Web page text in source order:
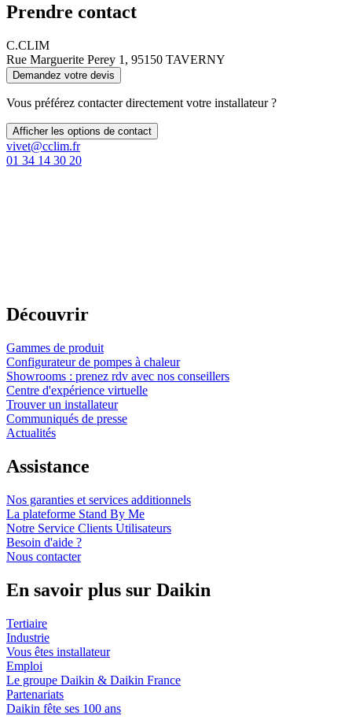
Prendre contact
C.CLIM
Rue Marguerite Perey 1, 95150 TAVERNY
Demandez votre devis
Vous préférez contacter directement votre installateur ?
Afficher les options de contact
vivet@cclim.fr
01 34 14 30 20
Découvrir
Gammes de produit
Configurateur de pompes à chaleur
Showrooms : prenez rdv avec nos conseillers
Centre d'expérience virtuelle
Trouver un installateur
Communiqués de presse
Actualités
Assistance
Nos garanties et services additionnels
La plateforme Stand By Me
Notre Service Clients Utilisateurs
Besoin d'aide ?
Nous contacter
En savoir plus sur Daikin
Tertiaire
Industrie
Vous êtes installateur
Emploi
Le groupe Daikin & Daikin France
Partenariats
Daikin fête ses 100 ans